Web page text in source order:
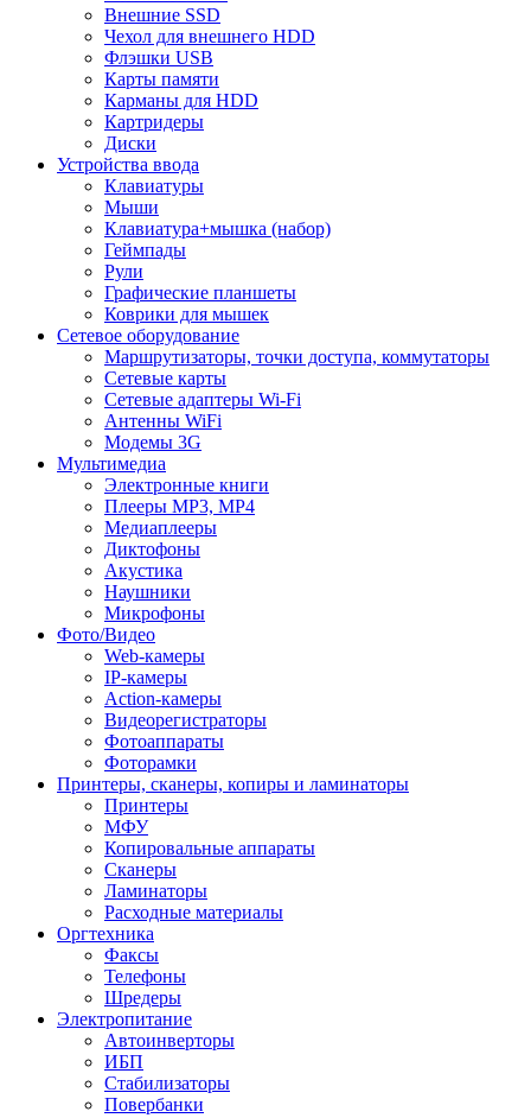
Внешние SSD
Чехол для внешнего HDD
Флэшки USB
Карты памяти
Карманы для HDD
Картридеры
Диски
Устройства ввода
Клавиатуры
Мыши
Клавиатура+мышка (набор)
Геймпады
Рули
Графические планшеты
Коврики для мышек
Сетевое оборудование
Маршрутизаторы, точки доступа, коммутаторы
Сетевые карты
Сетевые адаптеры Wi-Fi
Антенны WiFi
Модемы 3G
Мультимедиа
Электронные книги
Плееры MP3, MP4
Медиаплееры
Диктофоны
Акустика
Наушники
Микрофоны
Фото/Видео
Web-камеры
IP-камеры
Action-камеры
Видеорегистраторы
Фотоаппараты
Фоторамки
Принтеры, сканеры, копиры и ламинаторы
Принтеры
МФУ
Копировальные аппараты
Сканеры
Ламинаторы
Расходные материалы
Оргтехника
Факсы
Телефоны
Шредеры
Электропитание
Автоинверторы
ИБП
Стабилизаторы
Повербанки